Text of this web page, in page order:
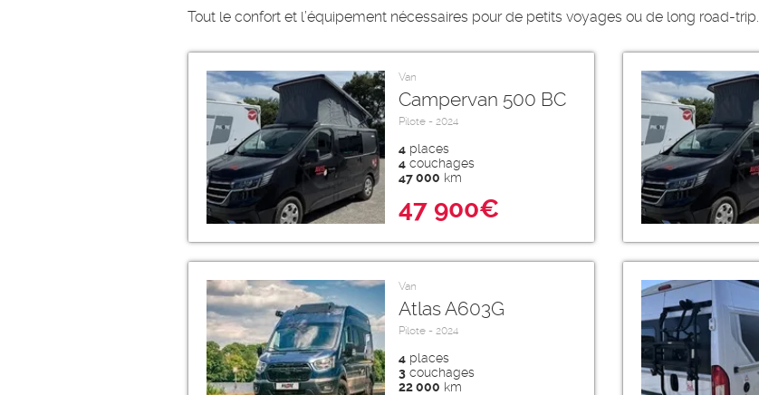
Tout le confort et l’équipement nécessaires pour de petits voyages ou de long road-trip.
Van
Campervan 500 BC
Pilote - 2024
4places
4couchages
47 000 km
47 900€
Van
Atlas A603G
Pilote - 2024
4places
3couchages
22 000 km